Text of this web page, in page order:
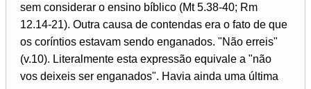
sem considerar o ensino bíblico (Mt 5.38-40; Rm
12.14-21). Outra causa de contendas era o fato de que
os coríntios estavam sendo enganados. "Não erreis"
(v.10). Literalmente esta expressão equivale a "não
vos deixeis ser enganados". Havia ainda uma última